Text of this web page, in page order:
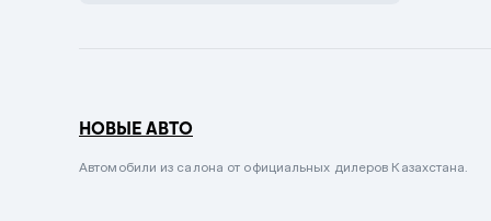
Сиреневый металлик
НОВЫЕ АВТО
Автомобили из салона от официальных дилеров Казахстана.